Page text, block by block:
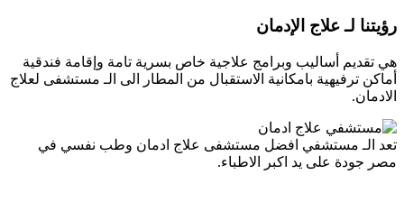
رؤيتنا لـ علاج الإدمان
هي تقديم أساليب وبرامج علاجية خاص بسرية تامة وإقامة فندقية
أماكن ترفيهية بامكانية الاستقبال من المطار الى الـ مستشفى لعلاج
الادمان.
تعد الـ مستشفي افضل مستشفى علاج ادمان وطب نفسي في
مصر جودة على يد اكبر الاطباء.